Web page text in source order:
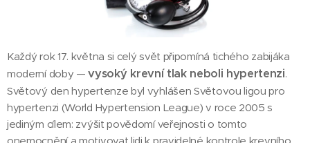
Každý rok 17. května si celý svět připomíná tichého zabijáka
moderní doby —vysoký krevní tlak neboli hypertenzi.
Světový den hypertenze byl vyhlášen Světovou ligou pro
hypertenzi (World Hypertension League) v roce 2005 s
jediným cílem: zvýšit povědomí veřejnosti o tomto